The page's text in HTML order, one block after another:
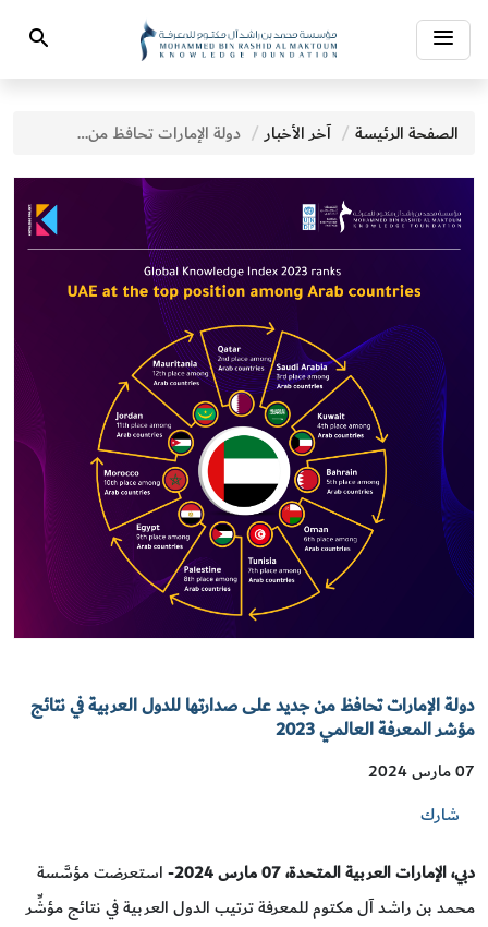
Toggle
navigation
Search
الصفحة الرئيسة آخر الأخبار دولة الإمارات تحافظ من جديد على صدارتها للدول العربية في نتائج مؤشر المعرفة العالمي 2023
دولة الإمارات تحافظ من جديد على صدارتها للدول العربية في نتائج
مؤشر المعرفة العالمي 2023
07 مارس 2024
شارك
دبي، الإمارات العربية المتحدة، 07 مارس 2024
- استعرضت مؤسَّسة
محمد بن راشد آل مكتوم للمعرفة ترتيب الدول العربية في نتائج مؤشِّر